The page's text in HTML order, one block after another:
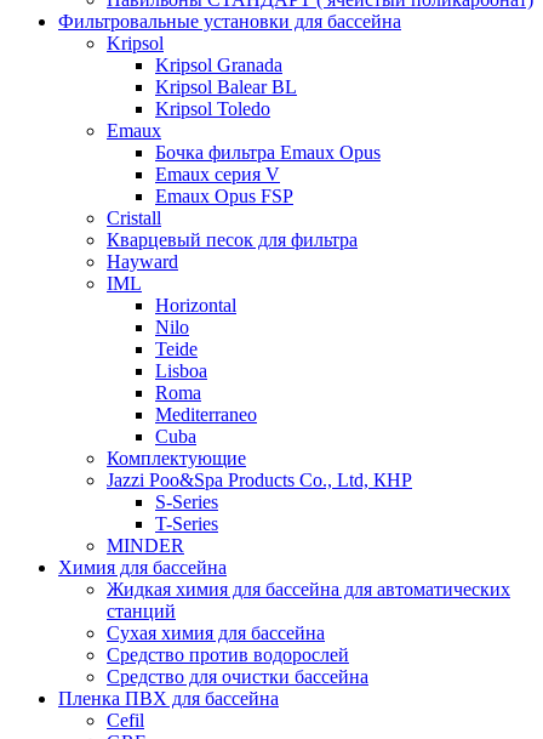
Фильтровальные установки для бассейна
Kripsol
Kripsol Granada
Kripsol Balear BL
Kripsol Toledo
Emaux
Бочка фильтра Emaux Opus
Emaux серия V
Emaux Opus FSP
Cristall
Кварцевый песок для фильтра
Hayward
IML
Horizontal
Nilo
Teide
Lisboa
Roma
Mediterraneo
Cuba
Комплектующие
Jazzi Poo&Spa Products Co., Ltd, КНР
S-Series
T-Series
MINDER
Химия для бассейна
Жидкая химия для бассейна для автоматических
станций
Сухая химия для бассейна
Средство против водорослей
Средство для очистки бассейна
Пленка ПВХ для бассейна
Cefil